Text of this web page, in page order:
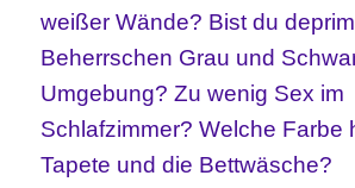
weißer Wände? Bist du
Beherrschen Grau und
Umgebung? Zu wenig Sex im
Schlafzimmer? Welche Farbe
Tapete und die Bettwäsche?